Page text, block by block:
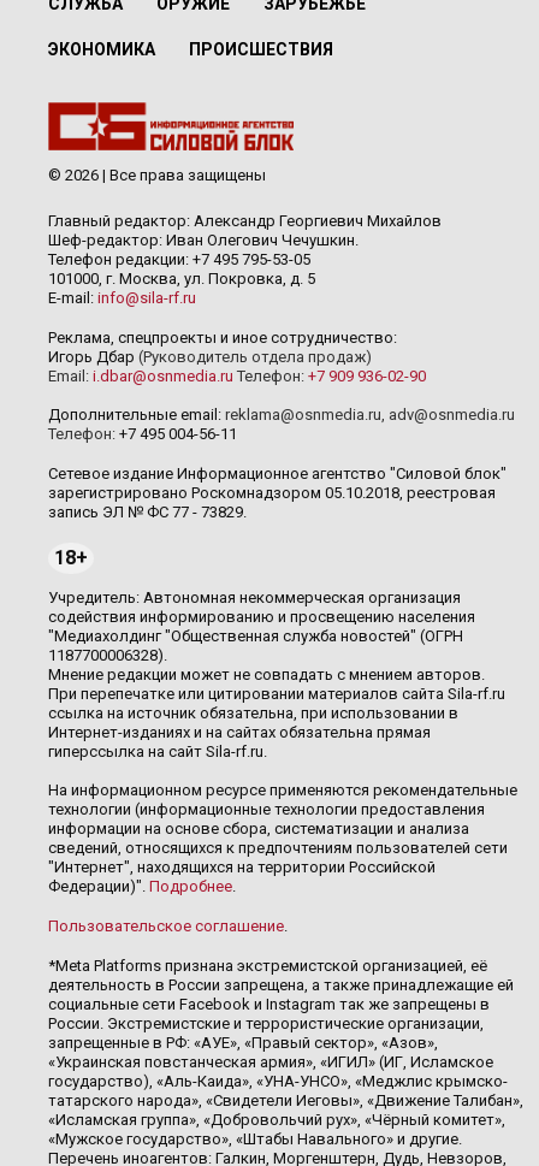
ЭКОНОМИКА ПРОИСШЕСТВИЯ
© 2026 | Все права защищены
Главный редактор: Александр Георгиевич Михайлов
Шеф-редактор: Иван Олегович Чечушкин.
Телефон редакции: +7 495 795-53-05
101000, г. Москва, ул. Покровка, д. 5
E-mail: info@sila-rf.ru
Реклама, спецпроекты и иное сотрудничество:
Игорь Дбар (Руководитель отдела продаж)
Email: i.dbar@osnmedia.ru Телефон: +7 909 936-02-90
Дополнительные email: reklama@osnmedia.ru, adv@osnmedia.ru
Телефон: +7 495 004-56-11
Сетевое издание Информационное агентство "Силовой блок"
зарегистрировано Роскомнадзором 05.10.2018, реестровая
запись ЭЛ № ФС 77 - 73829.
18+
Учредитель: Автономная некоммерческая организация
содействия информированию и просвещению населения
"Медиахолдинг "Общественная служба новостей" (ОГРН
1187700006328).
Мнение редакции может не совпадать с мнением авторов.
При перепечатке или цитировании материалов сайта Sila-rf.ru
ссылка на источник обязательна, при использовании в
Интернет-изданиях и на сайтах обязательна прямая
гиперссылка на сайт Sila-rf.ru.
На информационном ресурсе применяются рекомендательные
технологии (информационные технологии предоставления
информации на основе сбора, систематизации и анализа
сведений, относящихся к предпочтениям пользователей сети
"Интернет", находящихся на территории Российской
Федерации)". Подробнее.
Пользовательское соглашение.
*Meta Platforms признана экстремистской организацией, её
деятельность в России запрещена, а также принадлежащие ей
социальные сети Facebook и Instagram так же запрещены в
России. Экстремистские и террористические организации,
запрещенные в РФ: «АУЕ», «Правый сектор», «Азов»,
«Украинская повстанческая армия», «ИГИЛ» (ИГ, Исламское
государство), «Аль-Каида», «УНА-УНСО», «Меджлис крымско-
татарского народа», «Свидетели Иеговы», «Движение Талибан»,
«Исламская группа», «Добровольчий рух», «Чёрный комитет»,
«Мужское государство», «Штабы Навального» и другие.
Перечень иноагентов: Галкин, Моргенштерн, Дудь, Невзоров,